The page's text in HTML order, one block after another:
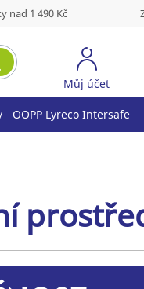
nad 1 490 Kč
Můj účet
OOPP Lyreco Intersafe